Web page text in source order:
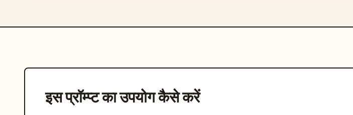
इस प्रॉम्प्ट का उपयोग कैसे करें